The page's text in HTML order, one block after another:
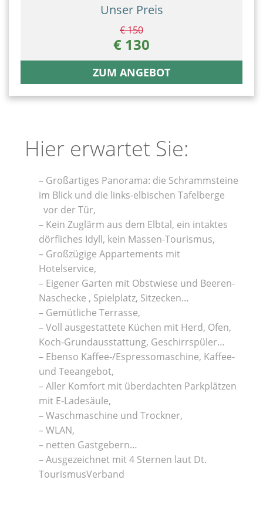
Unser Preis
€ 150
€ 130
ZUM ANGEBOT
Hier erwartet Sie:
– Großartiges Panorama: die Schrammsteine
im Blick und die links-elbischen Tafelberge
vor der Tür,
– Kein Zuglärm aus dem Elbtal, ein intaktes
dörfliches Idyll, kein Massen-Tourismus,
– Großzügige Appartements mit
Hotelservice,
– Eigener Garten mit Obstwiese und Beeren-
Naschecke , Spielplatz, Sitzecken…
– Gemütliche Terrasse,
– Voll ausgestattete Küchen mit Herd, Ofen,
Koch-Grundausstattung, Geschirrspüler…
– Ebenso Kaffee-/Espressomaschine, Kaffee-
und Teeangebot,
– Aller Komfort mit überdachten Parkplätzen
mit E-Ladesäule,
– Waschmaschine und Trockner,
– WLAN,
– netten Gastgebern…
– Ausgezeichnet mit 4 Sternen laut Dt.
TourismusVerband